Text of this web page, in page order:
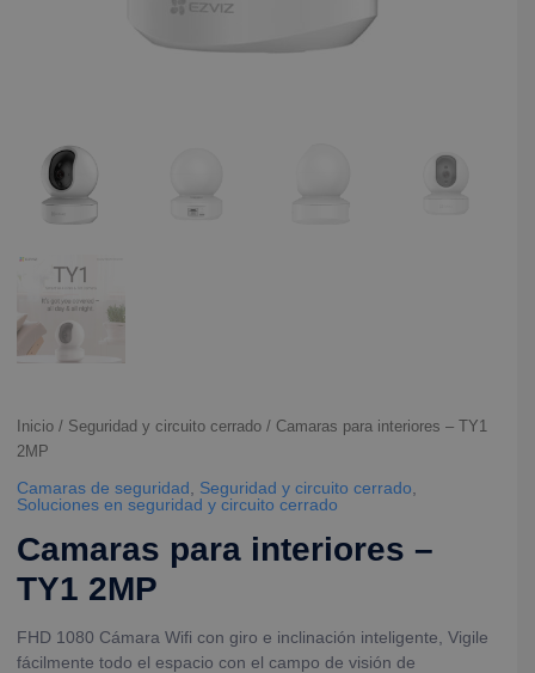
Inicio / Seguridad y circuito cerrado / Camaras para interiores – TY1
2MP
Camaras de seguridad Seguridad y circuito cerrado
Soluciones en seguridad y circuito cerrado
Camaras para interiores –
TY1 2MP
FHD 1080 Cámara Wifi con giro e inclinación inteligente, Vigile
fácilmente todo el espacio con el campo de visión de